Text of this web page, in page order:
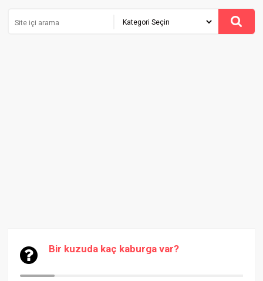
Bir kuzuda kaç kaburga var?